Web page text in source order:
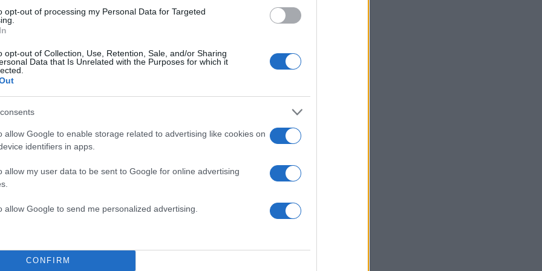
opt-out of processing my Personal Data for Targeted
opt-out of Collection, Use, Retention, Sale, and/or Sharing
Data that Is Unrelated with the Purposes for which it
allow Google to enable storage related to advertising like cookies on
identifiers in apps.
allow my user data to be sent to Google for online advertising
allow Google to send me personalized advertising.
CONFIRM
των οποίων το μεταναστευτικό δυναμικό σέβεται τις
της Ευρώπης
ΔΙΑΦΗΜΙΣΗ